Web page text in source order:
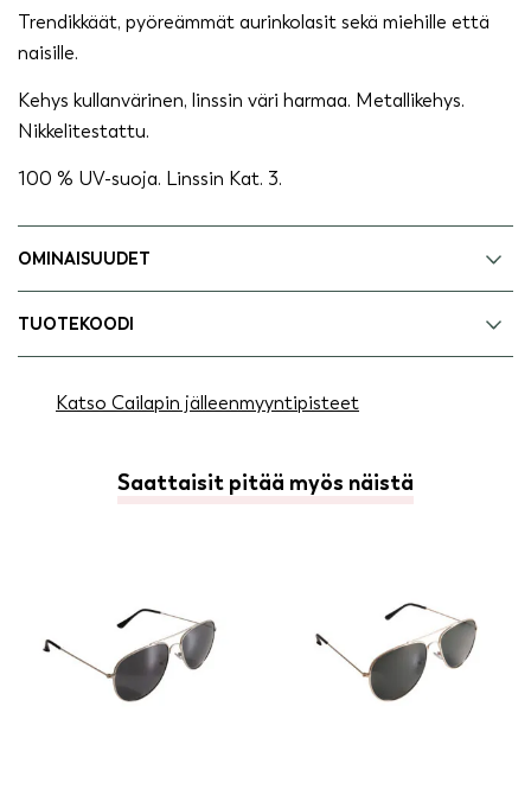
Francisco
määrä
Trendikkäät, pyöreämmät aurinkolasit sekä miehille että
naisille.
Kehys kullanvärinen, linssin väri harmaa. Metallikehys.
Nikkelitestattu.
100 % UV-suoja. Linssin Kat. 3.
OMINAISUUDET
TUOTEKOODI
Katso Cailapin jälleenmyyntipisteet
Saattaisit pitää myös näistä